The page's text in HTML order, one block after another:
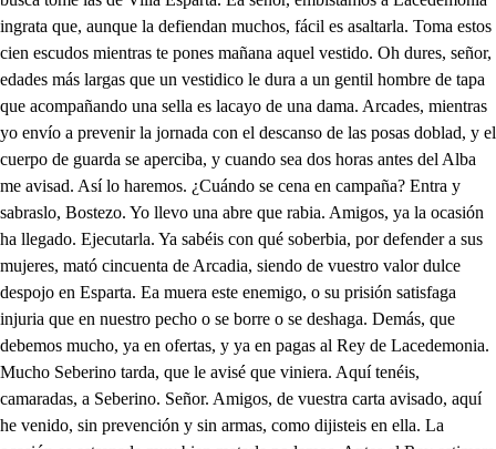
aslo, Bostezo. Yo llevo una abre que rabia. Amigos, ya la ocasión ha llegado. Ejecutarla. Ya sabéis con qué soberbia, por defender a sus mujeres, mató cincuenta de Arcadia, siendo de vuestro valor dulce despojo en Esparta. Ea muera este enemigo, o su prisión satisfaga injuria que en nuestro pecho o se borre o se deshaga. Demás, que debemos mucho, ya en ofertas, y ya en pagas al Rey de Lacedemonia. Mucho Seberino tarda, que le avisé que viniera. Aquí tenéis, camaradas, a Seberino. Señor. Amigos, de vuestra carta avisado, aquí he venido, sin prevención y sin armas, como dijisteis en ella. La ocasión es estrenada muy bien matarle podemos. Antes el Rey estimara más que matarle, pretenderle. Pues si de esto gusta, vaya. Aún sosegar no he podido, ni en el […], ni en la cama, que el corazón en el pecho, templado reloj del alma parece que sacudiendo ya su volante, o sus alas, con un latir repetido, o se destempla, o se cansa. Quedo, señor, que está aquí Aristómenes. Aguarda, cuánto mueve su presencia y cuánto su vista espanta. ¿Quién está en esta pieza? Soldados, son de tu guarda. ¿Mas yo recelo? ¿Qué dudo? Cuando nunca, ¿por la cara tengo noticia del miedo? El desasosiego engaña, a mi valor, la desdicha el mismo miedo la labra. Parece que ahora el sueño más que otras veces me agrava ya descanso en esta silla. Qué nos mandas? Avisadme en siendo hora de ir a mirar las murallas. Él se ha dormido, lleguemos. Aún en sueños acobarda. La primera acción de todas es el quitarle las armas, porque tirano ya es tiempo de que usurpa a la fortuna y lo que debe a la patria. Arcades, vamos, si es hora de salir a la campaña. Pero, traidores, ¿qué es esto? ¿Vosotros a mí las armas me quitáis? Tirano, sí, pues con ellas en Esparta matando nuestros amigos nos usurpasteis las damas. ¿Cómo con esta traición deslucís vuestras hazañas? No hay traición contra un tirano. Tú, Seberino, la amparas siendo noble? Sí, cruel. A traidores enemigos. Rinde las infames armas. Vamos con ellos, soldados. A Lacedemonia vayan. Hoy acabó mi fortuna. Que sea mi desdicha tanta que en queriendo ser valiente o me prenden, o me cascan. Vos me amáis, la voluntad templad entre vuestra suerte. ¿Cómo podré obedecerte si no tengo libertad? Acredite esta verdad o mi amor, o mi tomento. Dejad, señor, este intento, que en el más ardiente empleo lo que se empieza deseo acaba arrepentimiento. Fénix, desde que te vi con una dulce violencia sin razón, sin conveniencia todo el corazón te di luego es imposible en mí el dejarte adorar, porque cuando llega a amar el alma sin elección si para amar no hay razón, no la habrá olvidar. Gran señor, mi airado ceño, apenas el mal reprimo, no es porque no os estimo como a señor, como a dueño, este rigor que os enseño, que mi afecto temeroso darle esperanza es forzoso por templar tu pasión ciega que todo lo que se niega se concede al poderoso. Señor, el amor es ciego, y aunque parece rapaz, es su efecto muy voraz, por lo que tiene de fuego si a sus ardores me llego me abrasaran sus ardores, perdóname estos temores que aun el sol más deseado en llegando a ser gozado abrasa sus resplandores. Viste un noble girasol, que en república florida se le permite más vida por ser amante del sol. Bien ves seguir su arrebol con fineza nunca escasa, pues luego al punto que pasa la fineza por porfía la misma luz que seguía esta misma le abraza. Luz es cualquier rey, señor, y en proporción más segura, cualquiera humana hermosura en sus alientos es flor: no sigo vuestro esplendor, teniendo en mi pompa vana, que con acción inhumana, si hago del valor alarde, ha de sosegar tarde cuanto ilustró la mañana. Fénix, tú has llegado a hacer agravio a mi fe constante quien te adora como amante, te eligió para mujer. Señor, ¿cómo puede ser? Muerta estoy, si vuestra alteza. Fénix, si hay en ti nobleza, que el ser mía te asegura, buscándote la hermosura me sobra mi finza. No haberte dado la mano y con ella la Corona tanto mi amor se apasiona no ha sido afecto liviano por las guerras del tirano Aristómenes ha sido Que fieramente ha movido Pero yo tengo por cierto Que estará preso, o muerto, Que a eso el capitán ha ido. ¿Aristómenes sin vida? ¿Qué dices, señor? ¿Qué has hecho? Ay de mí, mas no, que al pecho está dulcemente unida y si estuviera perdida lo supiera, no es posible, mas Mas, ay, que es un imposible Buscarle modo a la dicha, Porque ¿cuándo la desdicha Dejó de ser infalible? Dame los pies, gran Señor. ¿Qué hay de nuevo, Severino? Ya mi desdicha imagino. Aquí tenéis al traidor Aristómenes ya preso Con su criado. Ay de mí, Ya la esperanza perdí. En tan dichoso sceso Puede ordenar vuestra Alteza Lo que se ha de obrar con él. A enemigo, a cruel. Llevadle a esa fortaleza, Y vamos a prevenir, Cumplido ya mi deseo, Que vais contra Clodoveo, Os va a vencer, o a resistir. Que pues hoy este tirano Ha acreditado mi amor, A pesar de tu temor, Te daré, Fénix, la mano. Primero: yo estoy mortal; Fiero, humano, enemigo; ¿qué se yo lo que me digo? Sin juicio me tiene mal. Fénix mía. Gran señora. Apenas resisto el gozo: Aunque eres, Fénix, mi amiga, Después que vieron mis ojos En tu beldad tantas partes, Y en tu juicio tanto abono, Nunca te dije, ay de mí, Un incendio, que amoroso, En el volcán de mi pecho Se alimenta de sí propio; No te descubrí su llama, Porque la sentí de modo; Consumida entre cenizas De imposibles, y de estorbos; Que temí que disuasiva Al menor airado soplo, Lo que descubría en fuego Le dieras al aire en polvo, Y fuera entonces delito Lo que era entonces soborno; Mas ya que permite el cielo, Templando lo riguroso, Que el verdor de mi esperanza Corone el viento en cogollos; Ahora que preso queda El imposible que adoro, Aristómenes. ¿Qué dices? Vete, vete poco a poco, Gran señora que me has muerto; Ay de mi amor. Fénix, ¿cómo Tú sientes tanto mi dicha? Señora, aún apenas topo Con las palabras, señora, Todo el discurso está loco, Como quiere vuestra Alteza; En vano el aliento cobro, Que no sienta que esté preso Un hombre tan valeroso, Que por tu patria, y por mí, Temiéndolo el Orbe todo, ¿Han llegado sus hazañas A no caber en sus Polos? Este sentimiento es tuyo; Pero lo sientes de modo Que me parece cuidado. No, gran señora, no, es otro Mi sentimiento; desdichas Disimular es forzoso, Ya que se acaba la vida, Porque no se acabe todo. Fénix, yo creo que ese efecto De tu nobleza tan propio, Y por el gusto de oírte Ese pesar, te perdono. Pues sabe (Valedme, cielos) Aqueste afecto amoroso Aristómenes? No, Fénix. Pues dime, señora, ¿cómo (alivio amor, que el veneno No está ya tan riguroso) Ha de saber tus pesares, Tus ternuras, tus sollozos? Y lo que es más imposible; Que aún no lo sabe el antojo; Es tener en tantos males Su injusta prisión por gozo, Que alegrarse en las desdichas Es afecto tan impropio, Que amor nunca le conoce; Y, a veces, le extraña el odio; Esto es buscar en su intento A mi pena algún socorro. A Fénix cómo se echa De ver, que nunca el gustoso Veneno te abrasó el pecho, Pues ignoras que es su abono El buscarse los consuelos Entre los mismos oprobios. No lo sé. Pluguiera al cielo; Que aunque más lo estorbe el rostro, Entre tan fieros pesares, Lo que estás diciendo obro; El amor siempre lo dice, Mas, aquí, no alcanzo el modo. Pues escúchame, y verás Cómo yo le he hallado, y cómo, Sin que sea liviandad, Has de saber cuándo informo. Ya sabes que en esta torre, Por cuarto apartado, y sólo Pasé el invierno en trsitezas; Y le dejé por fogoso: Pues en esta torre han puesto A Aristómenes, y logro Con esta ocasión mi dicha, Pues de aqueste cuarto todo Tengo esta llave maestra, Que acaso en este escritorio; O la olvidó mi fortuna, O la reservó mi antojo, Abriendo esta primera puerta; Un recibimiento corto Nos podrá llevar al cuarto Donde Aristómenes sólo Queda, que los que le guardan En su primera puerta todos, Es imposible sentirnos, Aunque estén más sospechosos; Porque es mucha la distancia Que hay de aqueste cuarto al otro Donde están. ues, ¿qué pretende (mal resisto el alborozo) Vuestra Alteza? ¿Que entre yo?; ¿Que le diga sus sollozos, Su amor? Yo entraré mil veces; Y con afecto más propio Le diré vuestros cuidados, Como que yo los conozco De vuestra amistad no más, Explicándolo de modo Que siendo vuestro parezca También que yo los informo. No, Fénix, yo lo diré. Señora, ¿y vuestro decoro? Ay de mí. No juzques, no, Que yo me acuerdo tan poco De la majestad, que quiera, Aunque es el mal tan penoso, Decir a un hombre que estimo; Sin más ocasión mi ahogo; Más decente medio ahora Ha de explicar cuanto lloro. Yo no le alcanzo, y le temo. Amor es muy ingenioso, Y no hay cosa que le explique Como un beneficio heroico. Yo le entregaré esta llave, Que hace a este jardín umbroso; Para que por él se libre De peligro tan notorio, Que amenazando su vida, Con sobresalto lo nombro; Dándole yo libertad Cumple mi amor en su abono En una acción tan debida Con dos afectos forzosos, El uno libralle al riesgo, Y lo que más es el otro Tácitamente al deseo, Sin arriesgar el decoro Con la voz del beneficio Decir le amo, y le adoro. Pues, ¿tu hermano? Estoy sin juicio, Ay amor, ¿dónde hallas modos Tan diversos de afligirme, Con afectos tan celosos? Mi hermano ocupado queda En prevenir el socorro, Y no nos puede echar menos. Pues en sabiéndolo, ¿cómo Te has de disculpar con él? Mira, mira que es costoso Aqueste medio, y en mí Aún ha de ser más penoso, Que cualquiera beneficio Hecho a un hombre valeroso, Por no